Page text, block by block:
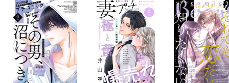
試し読み
あらすじを表示する
Comic ZERO-SUM (コミック ゼロサム) 2024年9月号[雑誌]
509円 (税込)
カート